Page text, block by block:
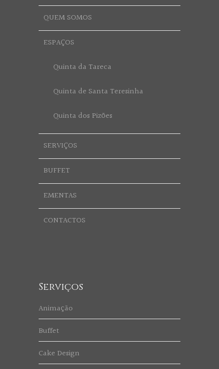
QUEM SOMOS
ESPAÇOS
Quinta da Tareca
Quinta de Santa Teresinha
Quinta dos Pizões
SERVIÇOS
BUFFET
EMENTAS
CONTACTOS
Serviços
Animação
Buffet
Cake Design